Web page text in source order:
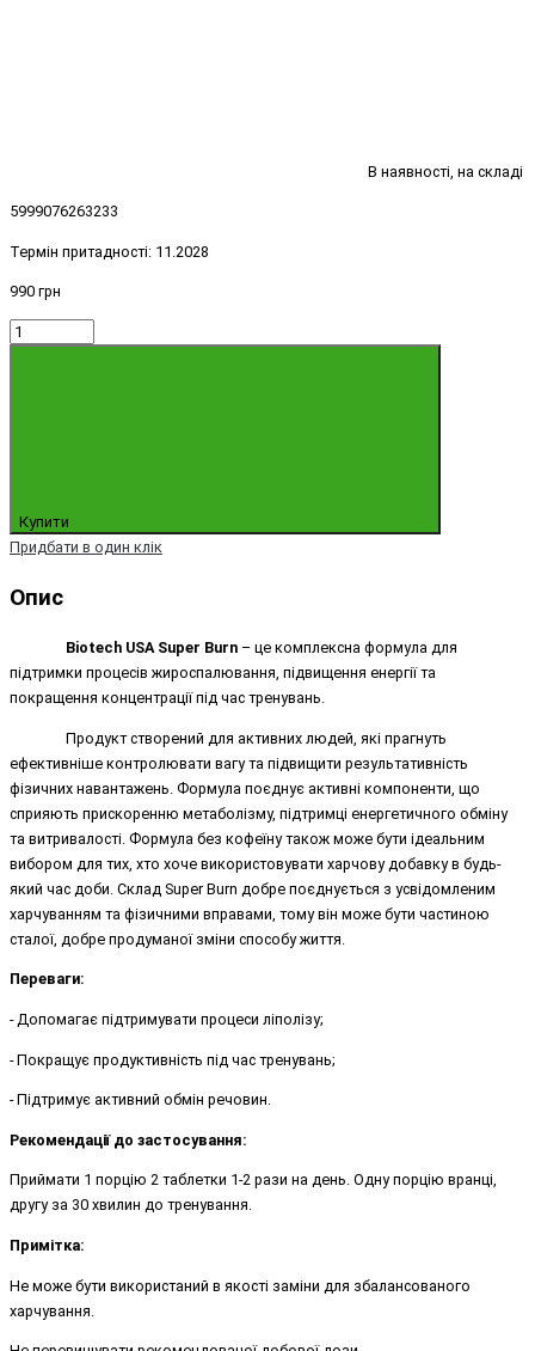
В наявності, на складі
5999076263233
Термін притадності: 11.2028
990 грн
Купити
Придбати в один клік
Опис
Biotech USA Super Burn –це комплексна формула для
підтримки процесів жироспалювання, підвищення енергії та
покращення концентрації під час тренувань.
Продукт створений для активних людей, які прагнуть
ефективніше контролювати вагу та підвищити результативність
фізичних навантажень. Формула поєднує активні компоненти, що
сприяють прискоренню метаболізму, підтримці енергетичного обміну
та витривалості. Формула без кофеїну також може бути ідеальним
вибором для тих, хто хоче використовувати харчову добавку в будь-
який час доби. Склад Super Burn добре поєднується з усвідомленим
харчуванням та фізичними вправами, тому він може бути частиною
сталої, добре продуманої зміни способу життя.
Переваги:
- Допомагає підтримувати процеси ліполізу;
- Покращує продуктивність під час тренувань;
- Підтримує активний обмін речовин.
Рекомендації до застосування:
Приймати 1 порцію 2 таблетки 1-2 рази на день. Одну порцію вранці,
другу за 30 хвилин до тренування.
Примітка:
Не може бути використаний в якості заміни для збалансованого
харчування.